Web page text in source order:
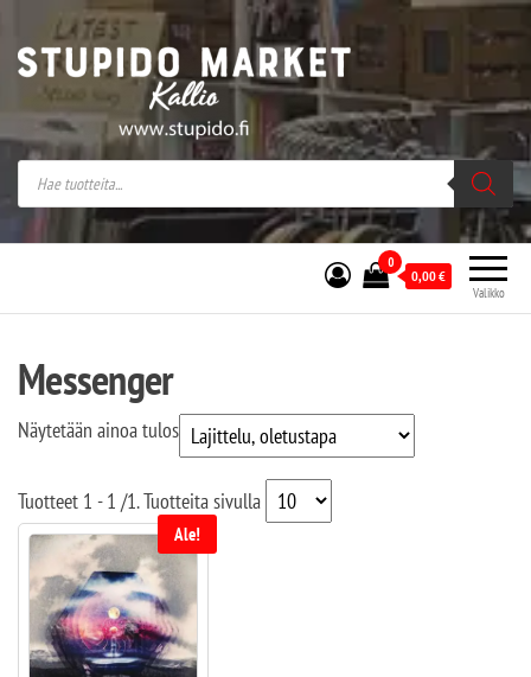
Stupido Market – verkossa ja kivijalassa
Stupido Market on vaihtoehtomusaan
erikoistunut verkko- sekä
kivijalkakauppa Helsingissä Kallion
sydämessä.
Valikko
0
0,00€
Messenger
Näytetään ainoa tulos
Tuotteet 1 - 1 /1. Tuotteita sivulla
Ale!